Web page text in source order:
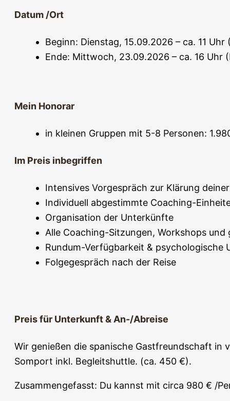
Datum /Ort
Beginn: Dienstag, 15.09.2026 – ca. 11
Ende: Mittwoch, 23.09.2026 – ca. 16 Uhr
Mein Honorar
in kleinen Gruppen mit 5-8 Personen:
Im Preis inbegriffen
Intensives Vorgespräch zur Klärung
Individuell abgestimmte Coaching-
Organisation der Unterkünfte
Alle Coaching-Sitzungen, Workshops
Rundum-Verfügbarkeit & psychologische
Folgegespräch nach der Reise
Preis für Unterkunft & An-/Abreise
Wir genießen die spanische Gastfreundschaft in
Somport inkl. Begleitshuttle. (ca. 450 €).
Zusammengefasst: Du kannst mit circa 980 € /